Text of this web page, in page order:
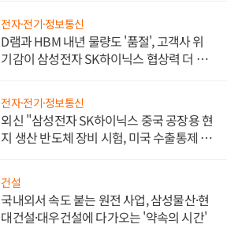
전자·전기·정보통신
D램과 HBM 내년 물량도 '품절', 고객사 위
기감이 삼성전자 SK하이닉스 협상력 더 키
전자·전기·정보통신
외신 "삼성전자 SK하이닉스 중국 공장용 현
지 생산 반도체 장비 시험, 미국 수출통제 대
건설
국내외서 속도 붙는 원전 사업, 삼성물산·현
대건설·대우건설에 다가오는 '약속의 시간'